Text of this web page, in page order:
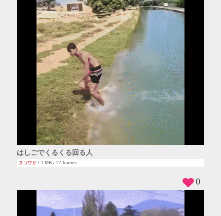
はしごでくるくる回る人
スゴワザ / 1 MB / 27 frames
0